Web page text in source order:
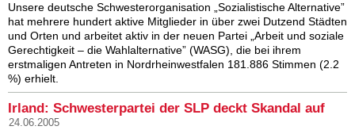
Unsere deutsche Schwesterorganisation „Sozialistische Alternative”
hat mehrere hundert aktive Mitglieder in über zwei Dutzend Städten
und Orten und arbeitet aktiv in der neuen Partei „Arbeit und soziale
Gerechtigkeit – die Wahlalternative” (WASG), die bei ihrem
erstmaligen Antreten in Nordrheinwestfalen 181.886 Stimmen (2.2
%) erhielt.
Irland: Schwesterpartei der SLP deckt Skandal auf
24.06.2005